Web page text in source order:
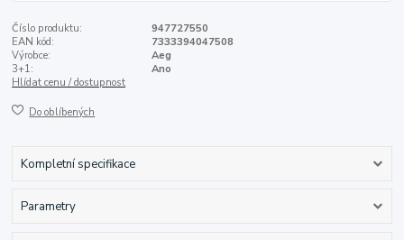
Číslo produktu:
947727550
EAN kód:
7333394047508
Výrobce:
Aeg
3+1:
Ano
Hlídat cenu / dostupnost
Do oblíbených
Kompletní specifikace
Parametry